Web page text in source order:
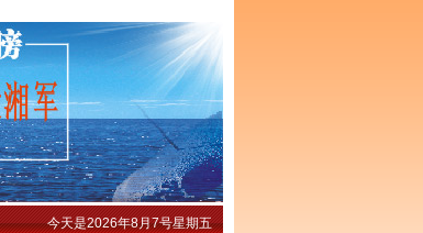
今天是2026年8月7号星期五